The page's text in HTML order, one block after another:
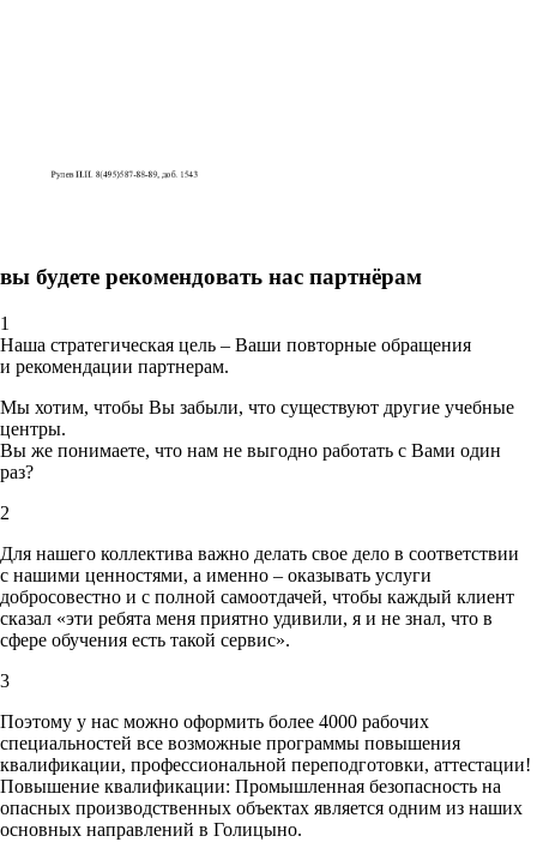
вы будете рекомендовать нас партнёрам
1
Наша стратегическая цель – Ваши повторные обращения
и рекомендации партнерам.
Мы хотим, чтобы Вы забыли, что существуют другие учебные
центры.
Вы же понимаете, что нам не выгодно работать с Вами один
раз?
2
Для нашего коллектива важно делать свое дело в соответствии
с нашими ценностями, а именно – оказывать услуги
добросовестно и с полной самоотдачей, чтобы каждый клиент
сказал «эти ребята меня приятно удивили, я и не знал, что в
сфере обучения есть такой сервис».
3
Поэтому у нас можно оформить более 4000 рабочих
специальностей все возможные программы повышения
квалификации, профессиональной переподготовки, аттестации!
Повышение квалификации: Промышленная безопасность на
опасных производственных объектах является одним из наших
основных направлений в Голицыно.